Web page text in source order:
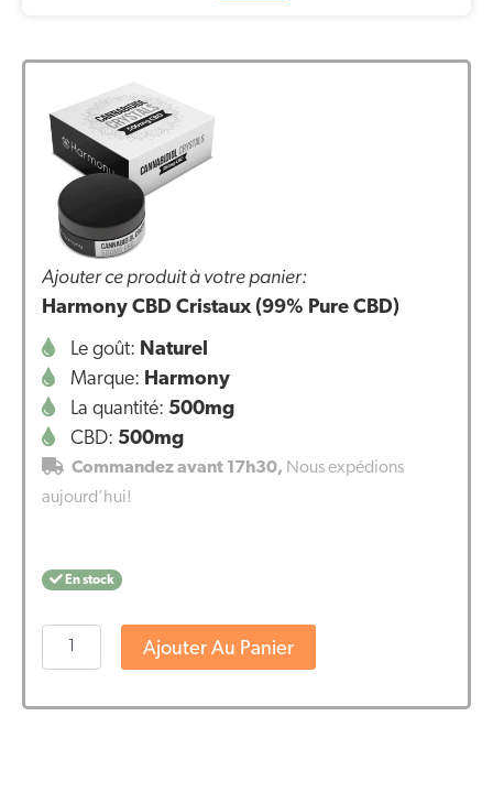
Ajouter ce produit à votre panier:
Harmony CBD Cristaux (99% Pure CBD)
Le goût: Naturel
Marque: Harmony
La quantité: 500mg
CBD: 500mg
Commandez avant 17h30, Nous expédions
aujourd’hui!
En stock
quantité
de
Ajouter Au Panier